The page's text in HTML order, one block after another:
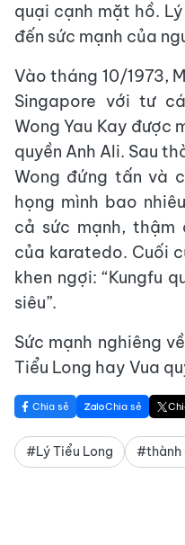
quại cạnh mặt hồ.
đến sức mạnh của
Vào tháng 10/1973,
Singapore với tư
Wong Yau Kay được
quyền Anh Ali. Sau
Wong đứng tấn và
họng mình bao
cả sức mạnh, thậm
của karatedo. Cuối
khen ngợi: “Kungfu
siêu”.
Sức mạnh nghiêng
Tiểu Long hay Vua
Chia sẻ Chia sẻ
#Lý Tiểu Long #thành